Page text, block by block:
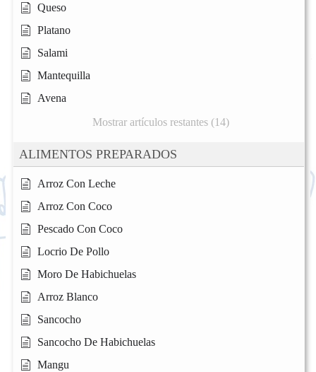
Queso
Platano
Salami
Mantequilla
Avena
Mostrar artículos restantes (14)
ALIMENTOS PREPARADOS
Arroz Con Leche
Arroz Con Coco
Pescado Con Coco
Locrio De Pollo
Moro De Habichuelas
Arroz Blanco
Sancocho
Sancocho De Habichuelas
Mangu